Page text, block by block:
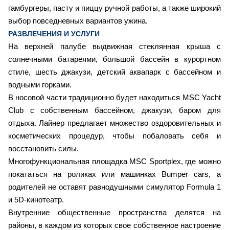
гамбургеры, пасту и пиццу ручной работы, а также широкий
выбор повседневных вариантов ужина.
РАЗВЛЕЧЕНИЯ И УСЛУГИ
На верхней палубе выдвижная стеклянная крыша с
солнечными батареями, большой бассейн в курортном
стиле, шесть джакузи, детский аквапарк с бассейном и
водными горками.
В носовой части традиционно будет находиться MSC Yacht
Club с собственным бассейном, джакузи, баром для
отдыха. Лайнер предлагает множество оздоровительных и
косметических процедур, чтобы побаловать себя и
восстановить силы.
Многофункциональная площадка MSC Sportplex, где можно
покататься на роликах или машинках Bumper cars, а
родителей не оставят равнодушными симулятор Formula 1
и 5D-кинотеатр.
Внутренние общественные пространства делятся на
районы, в каждом из которых свое собственное настроение